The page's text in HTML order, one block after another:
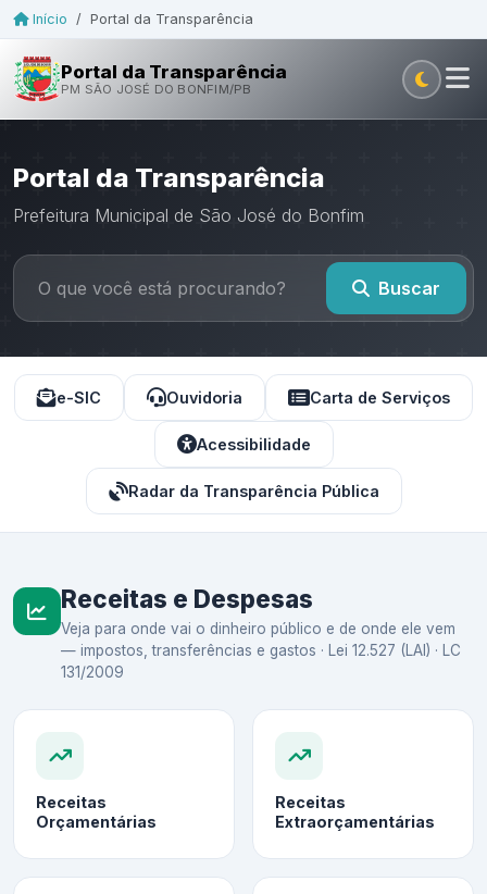
Início / Portal da Transparência
Portal da Transparência
PM SÃO JOSÉ DO BONFIM/PB
Portal da Transparência
Prefeitura Municipal de São José do Bonfim
Buscar
e-SIC Ouvidoria Carta de Serviços
Acessibilidade
Radar da Transparência Pública
Receitas e Despesas
Veja para onde vai o dinheiro público e de onde ele vem
— impostos, transferências e gastos · Lei 12.527 (LAI) · LC
131/2009
Receitas
Orçamentárias
Receitas
Extraorçamentárias